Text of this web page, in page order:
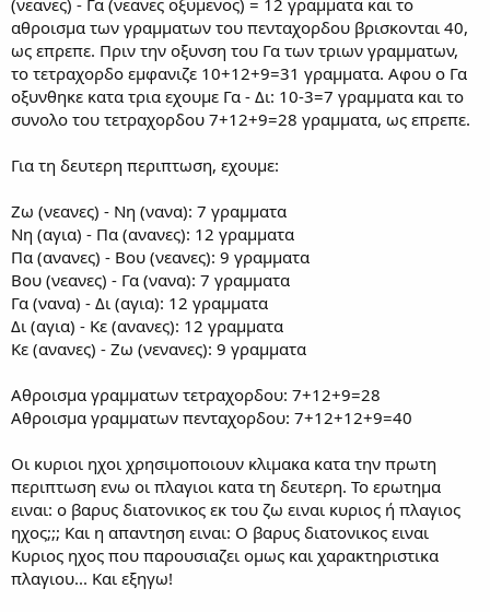
(νεανες) - Γα (νεανες οξυμενος) = 12 γραμματα και το
αθροισμα των γραμματων του πενταχορδου βρισκονται 40,
ως επρεπε. Πριν την οξυνση του Γα των τριων γραμματων,
το τετραχορδο εμφανιζε 10+12+9=31 γραμματα. Αφου ο Γα
οξυνθηκε κατα τρια εχουμε Γα - Δι: 10-3=7 γραμματα και το
συνολο του τετραχορδου 7+12+9=28 γραμματα, ως επρεπε.
Για τη δευτερη περιπτωση, εχουμε:
Ζω (νεανες) - Νη (νανα): 7 γραμματα
Νη (αγια) - Πα (ανανες): 12 γραμματα
Πα (ανανες) - Βου (νεανες): 9 γραμματα
Βου (νεανες) - Γα (νανα): 7 γραμματα
Γα (νανα) - Δι (αγια): 12 γραμματα
Δι (αγια) - Κε (ανανες): 12 γραμματα
Κε (ανανες) - Ζω (νενανες): 9 γραμματα
Αθροισμα γραμματων τετραχορδου: 7+12+9=28
Αθροισμα γραμματων πενταχορδου: 7+12+12+9=40
Οι κυριοι ηχοι χρησιμοποιουν κλιμακα κατα την πρωτη
περιπτωση ενω οι πλαγιοι κατα τη δευτερη. Το ερωτημα
ειναι: ο βαρυς διατονικος εκ του ζω ειναι κυριος ή πλαγιος
ηχος;;; Και η απαντηση ειναι: Ο βαρυς διατονικος ειναι
Κυριος ηχος που παρουσιαζει ομως και χαρακτηριστικα
πλαγιου... Και εξηγω!